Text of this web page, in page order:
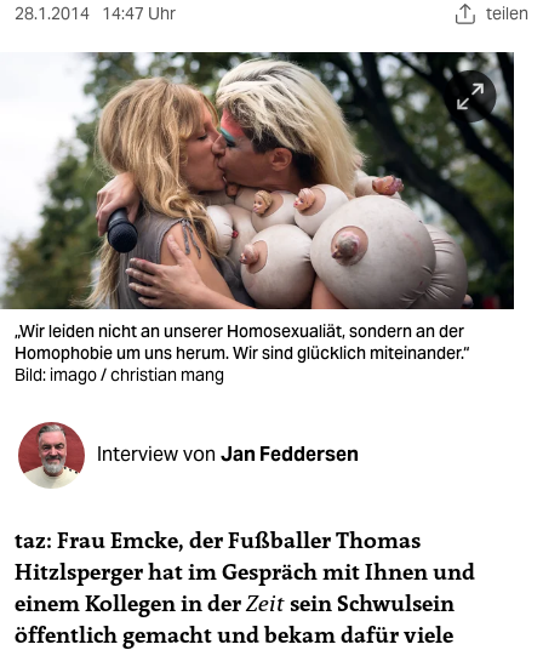
sport
wahrheit
verlag
verlag
veranstaltungen
shop
fragen & hilfe
unterstützen
genossenschaft
epaper login
28.1.2014 14:47 Uhr teilen
„Wir leiden nicht an unserer Homosexualiät, sondern an der
Homophobie um uns herum. Wir sind glücklich miteinander.“
Bild: imago / christian mang
Interview von Jan Feddersen
taz: Frau Emcke, der Fußballer Thomas
Hitzlsperger hat im Gespräch mit Ihnen und
einem Kollegen in derZeitsein Schwulsein
öffentlich gemacht und bekam dafür viele